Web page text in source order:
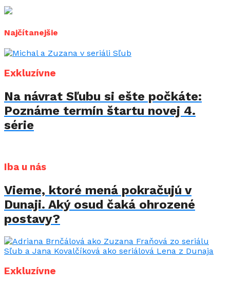
Najčítanejšie
Exkluzívne
Na návrat Sľubu si ešte počkáte:
Poznáme termín štartu novej 4.
série
Iba u nás
Vieme, ktoré mená pokračujú v
Dunaji. Aký osud čaká ohrozené
postavy?
Exkluzívne